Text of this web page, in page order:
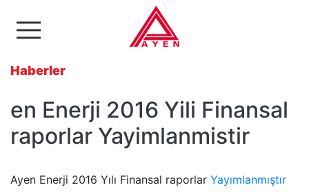
Ayen Enerji A.Ş
Haberler
en Enerji 2016 Yili Finansal
raporlar Yayimlanmistir
Ayen Enerji 2016 Yılı Finansal raporlar Yayımlanmıştır